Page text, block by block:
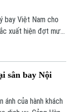
bay Việt Nam cho
xuất hiện đợt mưa
phải bay chờ, điều
sân bay Nội
ánh của hành khách